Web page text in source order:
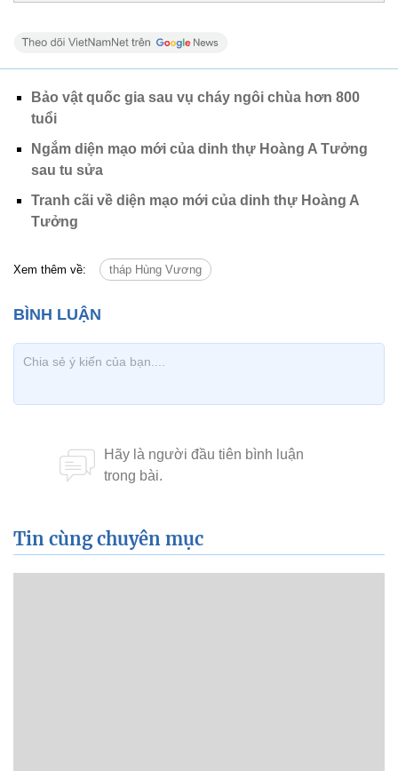
Bảo vật quốc gia sau vụ cháy ngôi chùa hơn 800
tuổi
Ngắm diện mạo mới của dinh thự Hoàng A Tưởng
sau tu sửa
Tranh cãi về diện mạo mới của dinh thự Hoàng A
Tưởng
Xem thêm về: tháp Hùng Vương
Tin cùng chuyên mục